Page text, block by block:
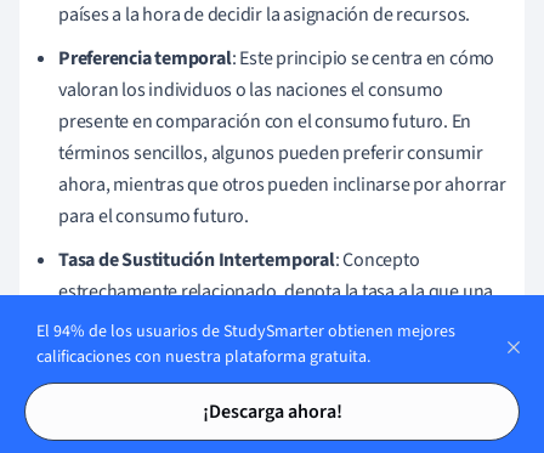
Tarjetas de estudio
Tarjetas de estudio
países a la hora de decidir la asignación de recursos.
Preferencia temporal: Este principio se centra en cómo
valoran los individuos o las naciones el consumo
presente en comparación con el consumo futuro. En
términos sencillos, algunos pueden preferir consumir
ahora, mientras que otros pueden inclinarse por ahorrar
para el consumo futuro.
Tasa de Sustitución Intertemporal: Concepto
estrechamente relacionado, denota la tasa a la que una
nación está dispuesta a renunciar al consumo futuro
para mejorar el consumo actual, permaneciendo
indiferente.
Restricción PresupuestariaIntertemporal: Engloba el
El 94% de los usuarios de StudySmarter obtienen mejores
calificaciones con nuestra plataforma gratuita.
¡Descarga ahora!